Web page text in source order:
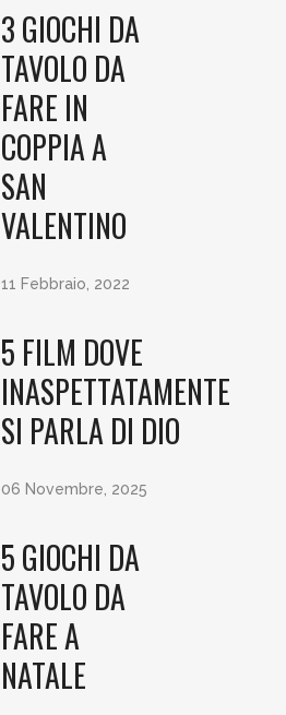
3 GIOCHI DA
TAVOLO DA
FARE IN
COPPIA A
SAN
VALENTINO
11 Febbraio, 2022
5 FILM DOVE
INASPETTATAMENTE
SI PARLA DI DIO
06 Novembre, 2025
5 GIOCHI DA
TAVOLO DA
FARE A
NATALE